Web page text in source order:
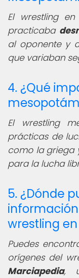
El wrestling
practicaba
al oponente y
que variaban
4. ¿Qué
El wrestling
prácticas de
como la griega
para la lucha
5. ¿Dónde
wrestling
Puedes
orígenes del
Marciapedia,